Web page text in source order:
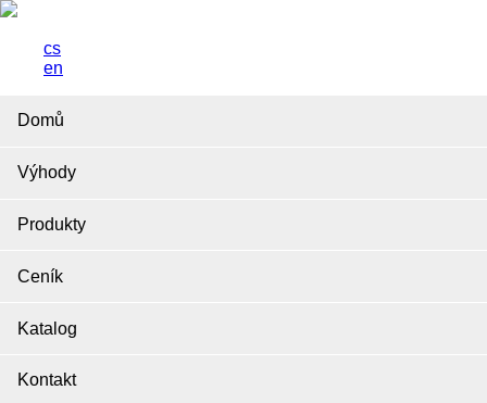
cs
en
Domů
Výhody
Produkty
Ceník
Katalog
Kontakt